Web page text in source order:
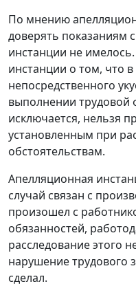
По мнению
доверять показаниям
инстанции не
инстанции о том, что
непосредственного
выполнении трудовой
исключается, нельзя
установленным при
обстоятельствам.
Апелляционная
случай связан с
произошел с
обязанностей,
расследование этого
нарушение трудового
сделал.